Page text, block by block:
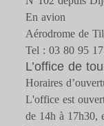
En avion
Aérodrome de
Tel : 03 80 95
L’office de
Horaires
L'office est
de 14h à 17h30,